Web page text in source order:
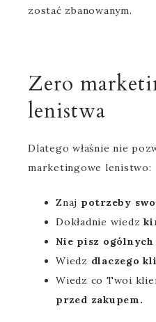
zostać zbanowanym.
Zero
lenistwa
Dlatego właśnie nie
marketingowe lenistwo:
Znaj potrzeby
Dokładnie wiedz
Nie pisz
Wiedz dlaczego
Wiedz co Twoi
przed zakupem.